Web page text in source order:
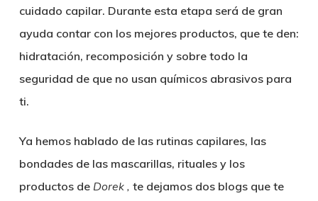
cuidado capilar. Durante esta etapa será de gran
ayuda contar con los mejores productos, que te den:
hidratación, recomposición y sobre todo la
seguridad de que no usan químicos abrasivos para
ti.
Ya hemos hablado de las rutinas capilares, las
bondades de las mascarillas, rituales y los
productos de Dorek , te dejamos dos blogs que te